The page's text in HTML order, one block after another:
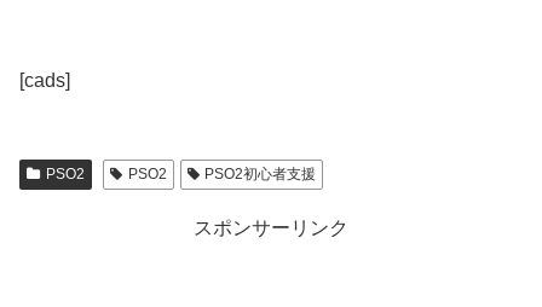
[cads]
PSO2 PSO2 PSO2初心者支援
スポンサーリンク